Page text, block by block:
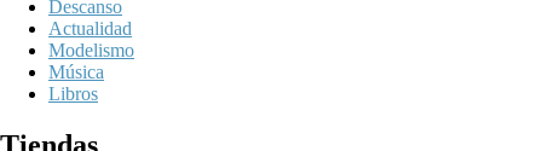
Descanso
Actualidad
Modelismo
Música
Libros